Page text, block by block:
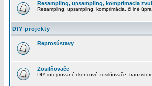
Resampling, upsampling, komprimacia
Resampling, upsampling, komprimácia, či iné
DIY projekty
Reprosústavy
Zosilňovače
DIY integrované i koncové zosilňovače,